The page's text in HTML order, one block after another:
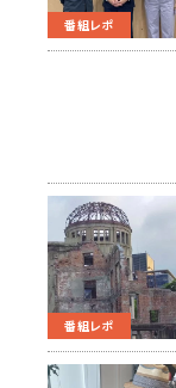
番組レポ
番組レポ